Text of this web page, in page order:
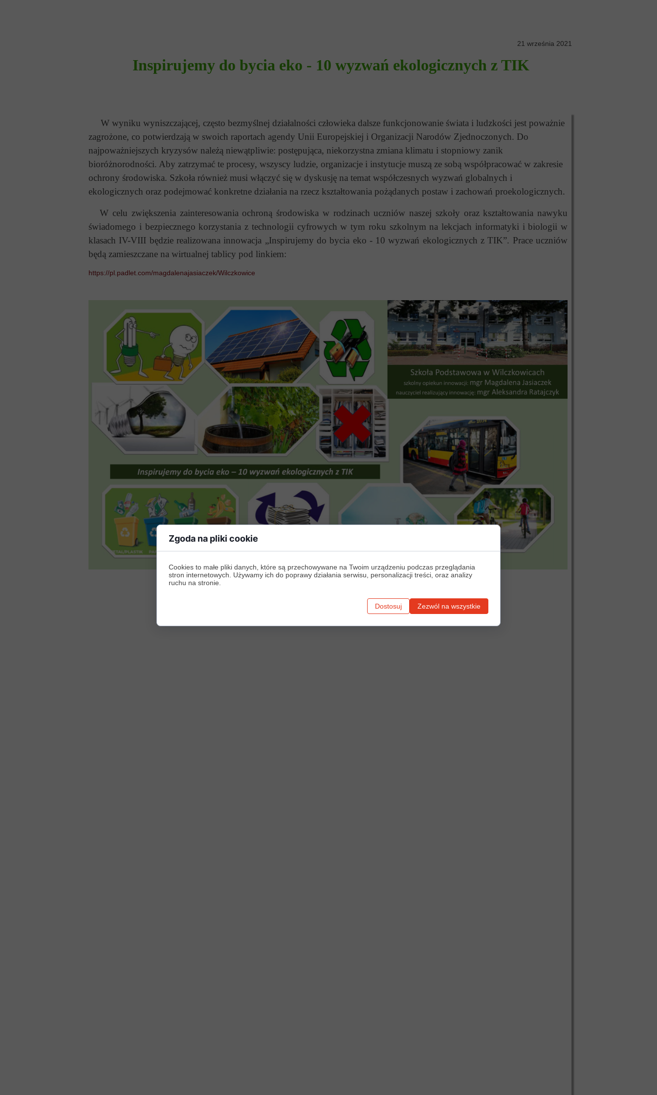
21 września 2021
W wyniku wyniszczającej, często bezmyślnej działalności człowieka dalsze funkcjonowanie świata i ludzkości jest poważnie
zagrożone, co potwierdzają w swoich raportach agendy Unii Europejskiej i Organizacji Narodów Zjednoczonych. Do
najpoważniejszych kryzysów należą niewątpliwie: postępująca, niekorzystna zmiana klimatu i stopniowy zanik
bioróżnorodności. Aby zatrzymać te procesy, wszyscy ludzie, organizacje i instytucje muszą ze sobą współpracować w zakresie
ochrony środowiska. Szkoła również musi włączyć się w dyskusję na temat współczesnych wyzwań globalnych i
ekologicznych oraz podejmować konkretne działania na rzecz kształtowania pożądanych postaw i zachowań proekologicznych.
W celu zwiększenia zainteresowania ochroną środowiska w rodzinach uczniów naszej szkoły oraz kształtowania nawyku
świadomego i bezpiecznego korzystania z technologii cyfrowych w tym roku szkolnym na lekcjach informatyki i biologii w
klasach IV-VIII będzie realizowana innowacja „Inspirujemy do bycia eko - 10 wyzwań ekologicznych z TIK”. Prace uczniów
będą zamieszczane na wirtualnej tablicy pod linkiem:
https://pl.padlet.com/magdalenajasiaczek/Wilczkowice
Inspirujemy do bycia eko - 10 wyzwań ekologicznych z TIK
Zgoda na pliki cookie
Cookies to małe pliki danych, które są przechowywane na Twoim urządzeniu podczas przeglądania
stron internetowych. Używamy ich do poprawy działania serwisu, personalizacji treści, oraz analizy
ruchu na stronie.
Dostosuj Zezwól na wszystkie